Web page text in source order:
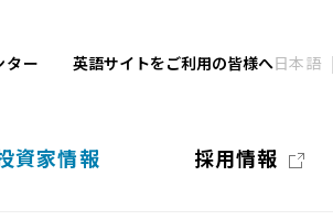
ター 英語サイトをご利用の皆様へ日本語
資家情報 採用情報